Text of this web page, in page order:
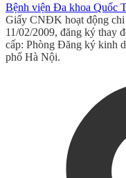
Bệnh viện Đa khoa Quốc
Giấy CNĐK hoạt động chi
11/02/2009, đăng ký thay
cấp: Phòng Đăng ký kinh
phố Hà Nội.